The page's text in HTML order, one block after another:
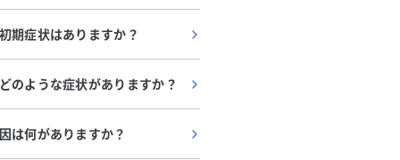
期症状はありますか？
のような症状がありますか？
は何がありますか？